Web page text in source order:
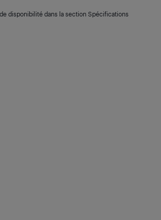
disponibilité dans la section Spécifications